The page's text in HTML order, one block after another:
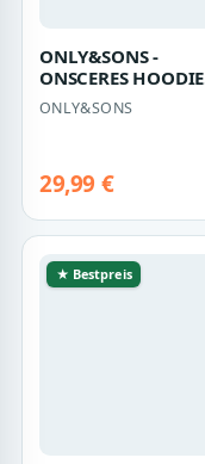
ONLY&SONS -
ONSCERES HOODIE
SWEAT NOOS Castor
Gray - Gr. - XXL
ONLY&SONS
29,99 €
★ Bestpreis